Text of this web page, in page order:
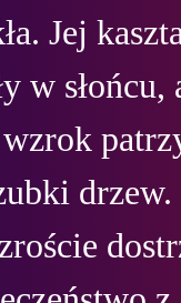
Jej
w słońcu,